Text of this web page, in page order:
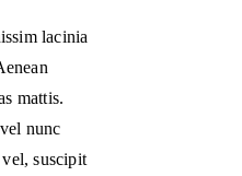
lacinia
mattis.
nunc
suscipit